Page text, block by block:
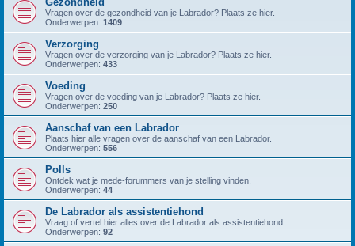
Vragen over de gezondheid van je Labrador? Plaats ze hier.
Onderwerpen: 1409
Verzorging
Vragen over de verzorging van je Labrador? Plaats ze hier.
Onderwerpen: 433
Voeding
Vragen over de voeding van je Labrador? Plaats ze hier.
Onderwerpen: 250
Aanschaf van een Labrador
Plaats hier alle vragen over de aanschaf van een Labrador.
Onderwerpen: 556
Polls
Ontdek wat je mede-forummers van je stelling vinden.
Onderwerpen: 44
De Labrador als assistentiehond
Vraag of vertel hier alles over de Labrador als assistentiehond.
Onderwerpen: 92